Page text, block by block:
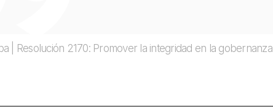
| Resolución 2170: Promover la integridad en la gobernanza